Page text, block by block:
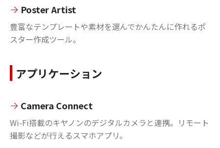
Poster Artist
豊富なテンプレートや素材を選んでかんたんに作れるポ
スター作成ツール。
アプリケーション
Camera Connect
Wi-Fi搭載のキヤノンのデジタルカメラと連携。リモート
撮影などが行えるスマホアプリ。